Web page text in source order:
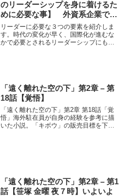
のリーダーシップを身に着けるた
めに必要な事】 外資系企業で10
年以上リーダーを務め現在海外駐
在中の筆者が語るリーダーシップ
とは
リーダーに必要な３つの要素を紹介しま
す。時代の変化が早く、国際化が進むな
かで必要とされるリーダーシップにも変
「遠く離れた空の下」第2章 – 第
18話【覚悟】
「遠く離れた空の下」第2章 第18話「覚
悟」海外駐在員が自身の経験を参考に描
いた小説。「キボウ」の販売目標を下げ
「遠く離れた空の下」第2章 – 第1
話【笹塚 金曜 夜７時】いよいよ